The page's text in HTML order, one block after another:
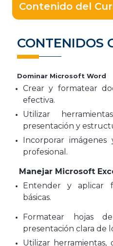
Contenido del
CONTENIDOS
Dominar Microsoft Word
Crear y formatear
efectiva.
Utilizar
presentación y
Incorporar
profesional.
Manejar Microsoft
Entender y aplicar
básicas.
Formatear hojas
presentación clara de
Utilizar herramientas,